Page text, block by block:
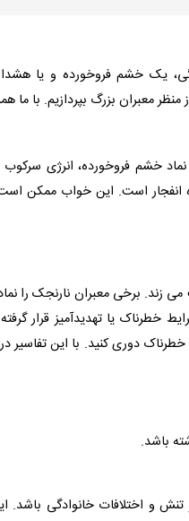
یک خشم فروخورده و یا
معبران بزرگ بپردازیم. با ما
نماد خشم فروخورده، انرژی
انفجار است. این خواب ممکن
می زند. برخی معبران نارنجک را
خطرناک یا تهدیدآمیز قرار
دوری کنید. با این تفاسیر در
باشد.
تنش و اختلافات خانوادگی